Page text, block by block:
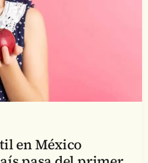
en México